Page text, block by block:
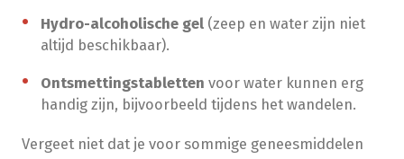
Hydro-alcoholische gel (zeep en water zijn niet
altijd beschikbaar).
Ontsmettingstabletten voor water kunnen erg
handig zijn, bijvoorbeeld tijdens het wandelen.
Vergeet niet dat je voor sommige geneesmiddelen